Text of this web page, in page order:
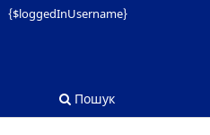
Пошук
{$loggedInUsername}